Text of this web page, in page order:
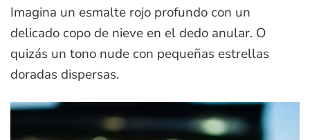
Imagina un esmalte rojo profundo con un
delicado copo de nieve en el dedo anular. O
quizás un tono nude con pequeñas estrellas
doradas dispersas.